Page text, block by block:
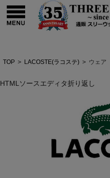
TOP > LACOSTE(ラコステ) > ウェア
HTMLソースエディタ折り返し